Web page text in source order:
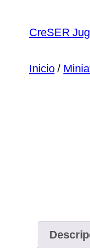
CreSER
Inicio/